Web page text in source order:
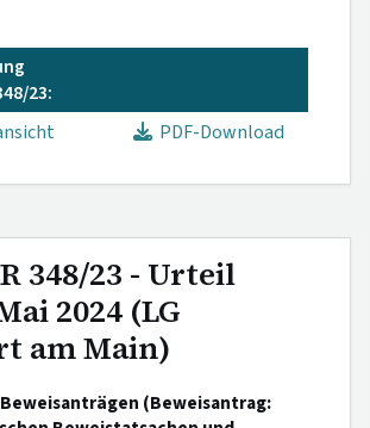
23:
PDF-Download
348/23 - Urteil
2024 (LG
am Main)
(Beweisantrag: